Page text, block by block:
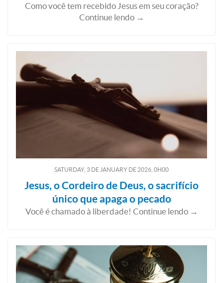
Como você tem recebido Jesus em seu coração?
Continue lendo →
SATURDAY, 3 DE JANUARY DE 2026, 0H00
Jesus, o Cordeiro de Deus, o sacrifício
único que apaga o pecado
Você é chamado à liberdade! Continue lendo →